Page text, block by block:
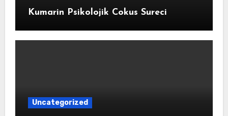
Kumarin Psikolojik Cokus Sureci
Uncategorized